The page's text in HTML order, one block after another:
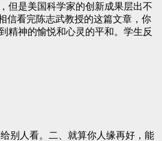
但是美国科学家的创新成果层出不
信看完陈志武教授的这篇文章，你
精神的愉悦和心灵的平和。学生反
别人看。二、就算你人缘再好，能